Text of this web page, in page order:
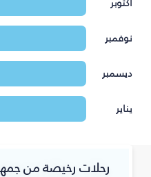
أكتوبر
نوفمبر
ديسمبر
يناير
رحلات رخيصة من